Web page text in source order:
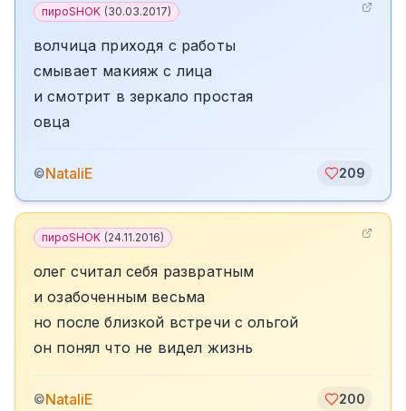
пироSHOK (30.03.2017)
волчица приходя с работы
смывает макияж с лица
и смотрит в зеркало простая
овца
©NataliE 209
пироSHOK (24.11.2016)
олег считал себя развратным
и озабоченным весьма
но после близкой встречи с ольгой
он понял что не видел жизнь
©NataliE 200